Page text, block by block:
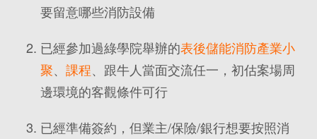
要留意哪些消防設備
已經參加過綠學院舉辦的表後儲能消防產業小
聚、 課程、跟牛人當面交流任一，初估案場周
邊環境的客觀條件可行
已經準備簽約，但業主/保險/銀行想要按照消